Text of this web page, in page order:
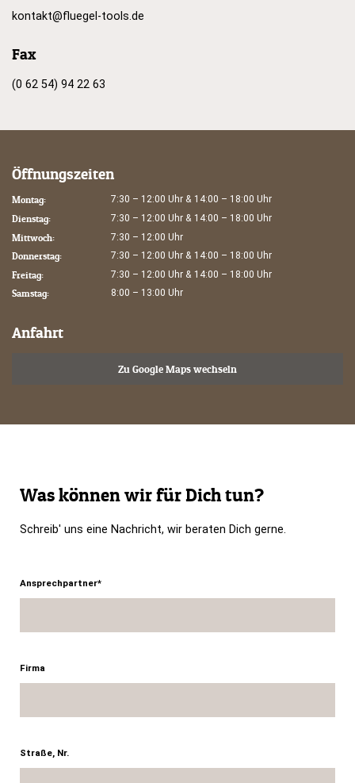
kontakt@fluegel-tools.de
Fax
(0 62 54) 94 22 63
Öffnungszeiten
Montag:
Dienstag:
Mittwoch:
Donnerstag:
Freitag:
Samstag:
7:30 – 12:00 Uhr & 14:00 – 18:00 Uhr
7:30 – 12:00 Uhr & 14:00 – 18:00 Uhr
7:30 – 12:00 Uhr
7:30 – 12:00 Uhr & 14:00 – 18:00 Uhr
7:30 – 12:00 Uhr & 14:00 – 18:00 Uhr
8:00 – 13:00 Uhr
Anfahrt
Zu Google Maps wechseln
Was können wir für Dich tun?
Schreib' uns eine Nachricht, wir beraten Dich gerne.
Ansprechpartner*
Firma
Straße, Nr.